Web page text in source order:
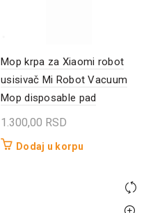
Mop krpa za Xiaomi robot
usisivač Mi Robot Vacuum
Mop disposable pad
1.300,00 RSD
Dodaj u korpu